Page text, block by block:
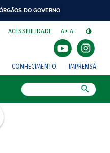
DO GOVERNO
ACESSIBILIDADE A+ A-
CONHECIMENTO IMPRENSA